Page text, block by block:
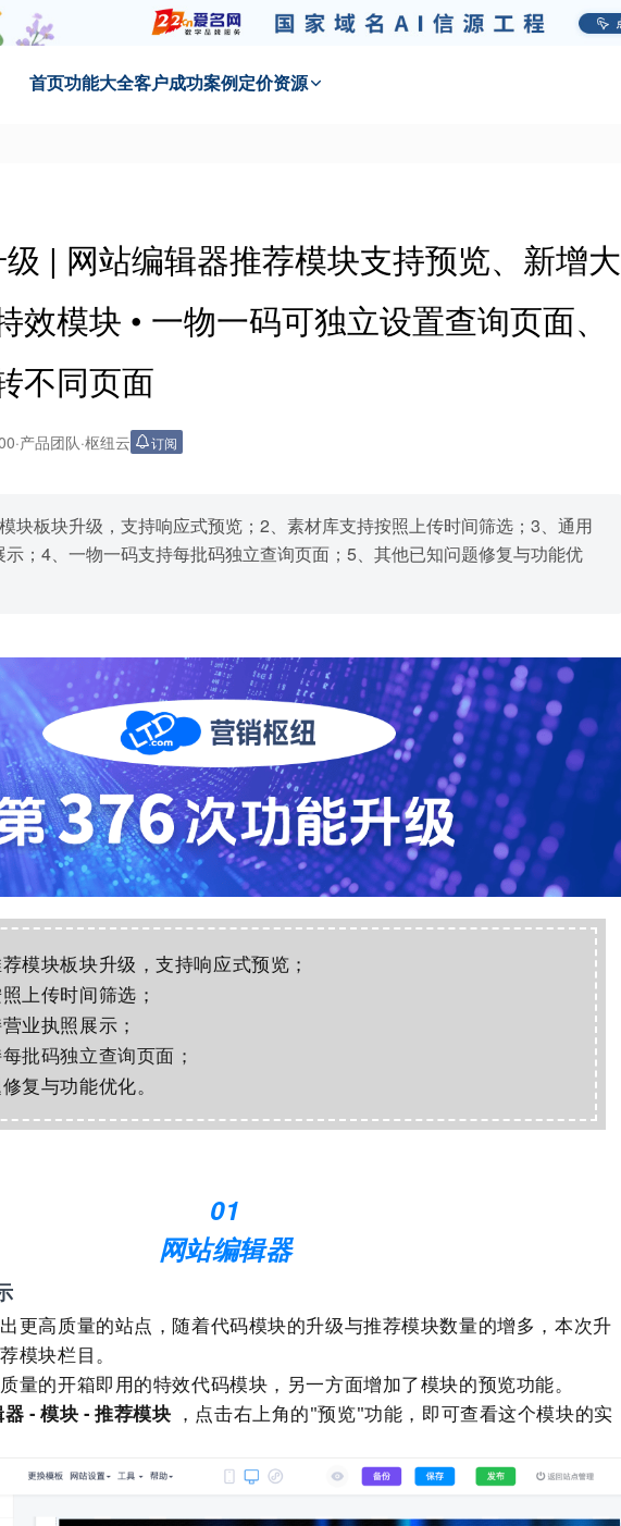
首页功能大全客户成功案例 定价资源
| 网站编辑器推荐模块支持预览、新增大
效模块 • 一物一码可独立设置查询页面、
不同页面
·产品团队·枢纽云 订阅
块板块升级，支持响应式预览；2、素材库支持按照上传时间筛选；3、通用
；4、一物一码支持每批码独立查询页面；5、其他已知问题修复与功能优
模块板块升级，支持响应式预览 ；
上传时间筛选；
业执照展示；
每批码独立查询页面；
复与功能优化。
01
网站编辑器
更高质量的站点 ，随着代码模块的升级与推荐模块数量的增多，本次升
模块栏目。
量的开箱即用的特效代码模块，另一方面增加了模块的预览功能。
- 模块 - 推荐模块 ，点击右上角的"预览"功能，即可查看这个模块的实